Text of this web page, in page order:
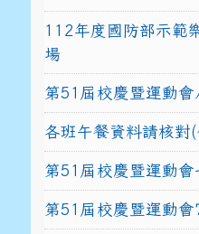
112年度國防部示範
場
第51屆校慶暨運動
各班午餐資料請核對
第51屆校慶暨運動
第51屆校慶暨運動